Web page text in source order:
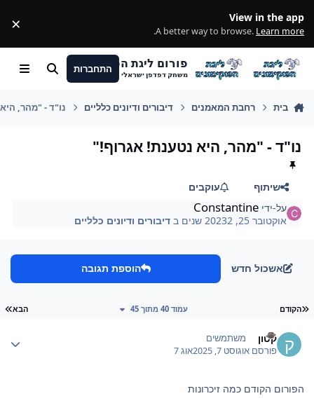
View in the app
A better way to browse. Learn more
.
×
פורום ליגת הפוקימונים
משחק דפדפן ישראלי
התחברות חיפוש Menu
בית רחבת המאמנים דיבורים ודיונים כלליים נו"ד - "מהר,
נו"ד - "מהר, היא נטענת! אגרוף!"
שיתוף
עוקבים
על-ידיConstantine
אוקטובר 25, 2023 2 שנים בדיבורים ודיונים כלליים
אשכול חדש הוספת תגובה
עמוד ראשון
הקודם הבא עמוד 40 מתוך 45
קטון משתמשים
פורסםאוגוסט 7, 2025 אוג 7
הפורום הקודם כמה זיכרונות